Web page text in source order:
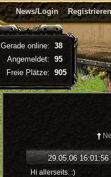
News/Login Registrieren
29.05.06 16:01:56
Hi allerseits. :)
Gerade online: 38
Angemeldet: 95
Freie Plätze: 905